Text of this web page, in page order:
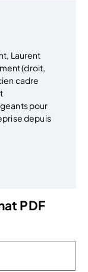
Laurent
(droit,
cadre
pour
depuis
PDF